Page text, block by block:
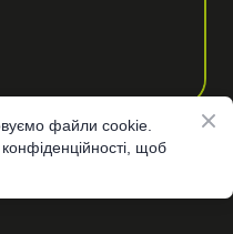
файли cookie.
щоб